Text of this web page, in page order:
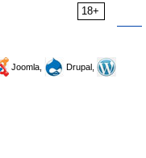
18+
Joomla,
Drupal,